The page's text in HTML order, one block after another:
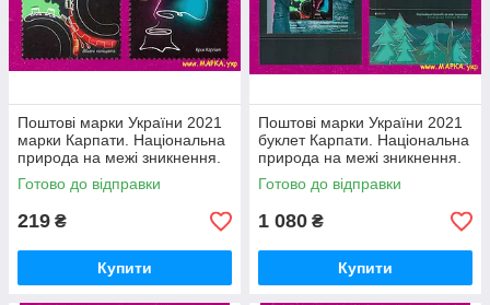
Поштові марки України 2021
марки Карпати. Національна
природа на межі зникнення.
EUROPA СЕРІЯ
Готово до відправки
219 ₴
Купити
Поштові марки України 2021
буклет Карпати. Національна
природа на межі зникнення.
EUROPA
Готово до відправки
1 080 ₴
Купити